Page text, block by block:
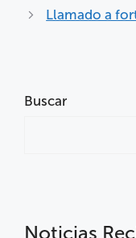
Llamado a
Buscar
Noticias